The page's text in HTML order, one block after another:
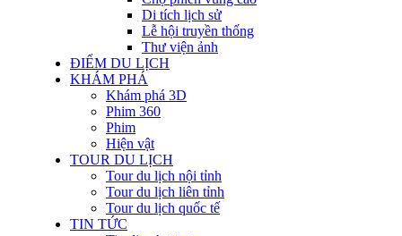
Di tích lịch sử
Lễ hội truyền thống
Thư viện ảnh
ĐIỂM DU LỊCH
KHÁM PHÁ
Khám phá 3D
Phim 360
Phim
Hiện vật
TOUR DU LỊCH
Tour du lịch nội tỉnh
Tour du lịch liên tỉnh
Tour du lịch quốc tế
TIN TỨC